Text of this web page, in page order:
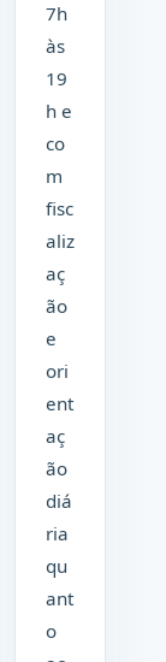
7h
às
19
h e
co
m
fisc
aliz
aç
ão
e
ori
ent
aç
ão
diá
ria
qu
ant
o